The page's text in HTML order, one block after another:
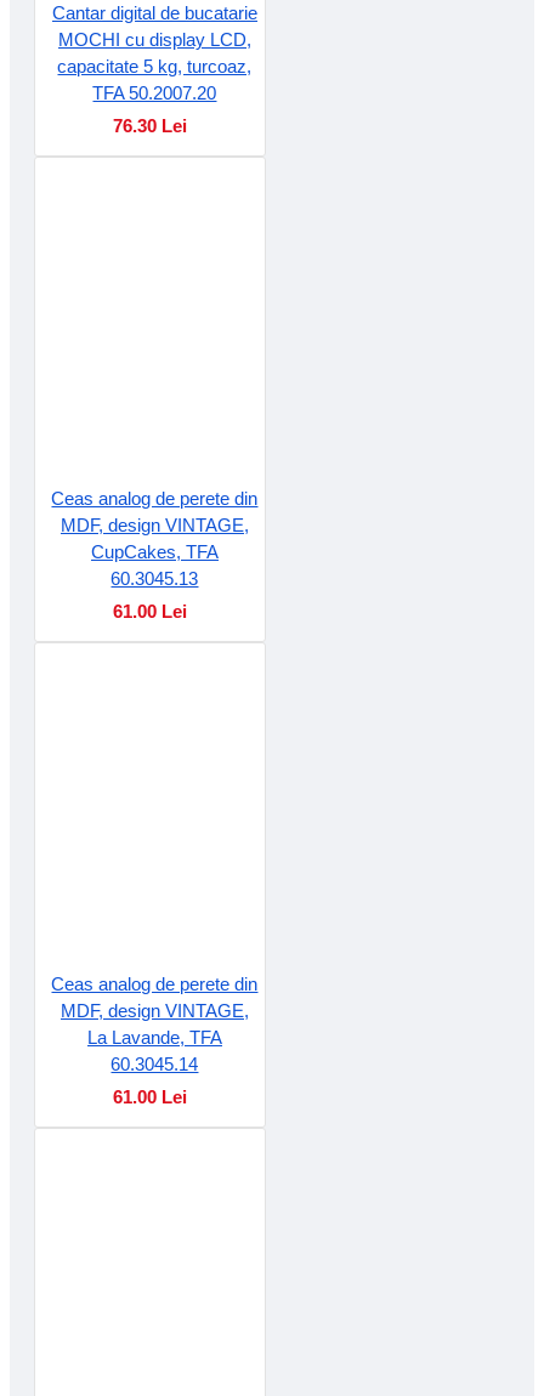
Cantar digital de bucatarie
MOCHI cu display LCD,
capacitate 5 kg, turcoaz,
TFA 50.2007.20
76.30 Lei
Ceas analog de perete din
MDF, design VINTAGE,
CupCakes, TFA
60.3045.13
61.00 Lei
Ceas analog de perete din
MDF, design VINTAGE,
La Lavande, TFA
60.3045.14
61.00 Lei